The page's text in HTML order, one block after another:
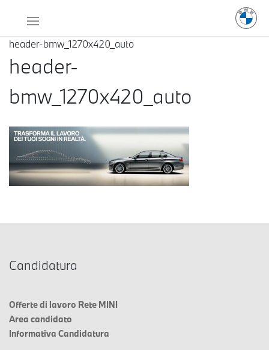
header-bmw_1270x420_auto
header-
bmw_1270x420_auto
Candidatura
Offerte di lavoro Rete MINI
Area candidato
Informativa Candidatura